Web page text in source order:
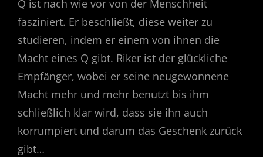
Q ist nach wie vor von der Menschheit
fasziniert. Er beschließt, diese weiter zu
studieren, indem er einem von ihnen die
Macht eines Q gibt. Riker ist der glückliche
Empfänger, wobei er seine neugewonnene
Macht mehr und mehr benutzt bis ihm
schließlich klar wird, dass sie ihn auch
korrumpiert und darum das Geschenk zurück
gibt…